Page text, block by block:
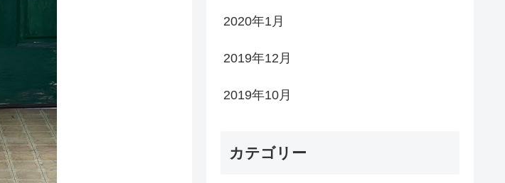
2020年1月
2019年12月
2019年10月
カテゴリー